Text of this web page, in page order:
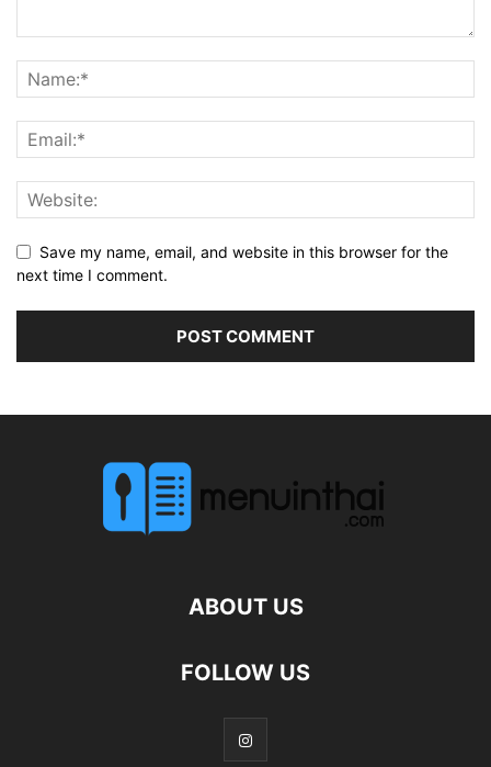
Save my name, email, and website in this browser for the
next time I comment.
ABOUT US
FOLLOW US